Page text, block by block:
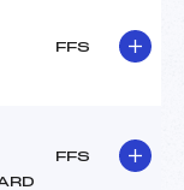
FFS
FFS